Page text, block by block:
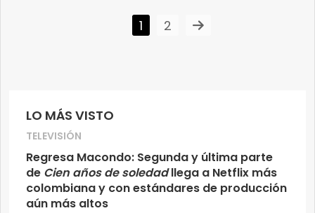
LO MÁS VISTO
TELEVISIÓN
Regresa Macondo: Segunda y última parte
de Cien años de soledadllega a Netflix más
colombiana y con estándares de producción
aún más altos
1 2